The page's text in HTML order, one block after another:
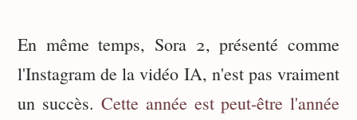
En même temps, Sora 2, présenté comme
l'Instagram de la vidéo IA, n'est pas vraiment
un succès.Cette année est peut-être l'année